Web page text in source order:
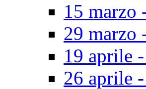
15 marzo
29 marzo
19 aprile
26 aprile